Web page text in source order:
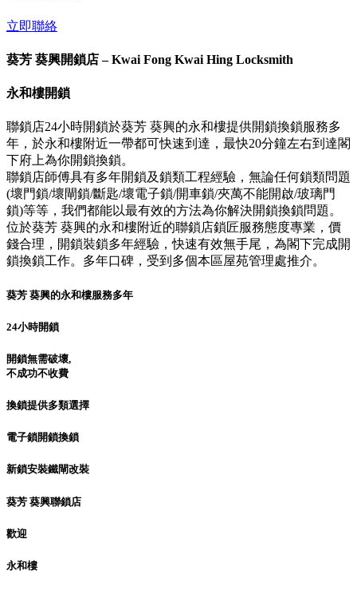
立即聯絡
葵芳 葵興開鎖店 – Kwai Fong Kwai Hing Locksmith
永和樓開鎖
聯鎖店24小時開鎖於葵芳 葵興的永和樓提供開鎖換鎖服務多
年，於永和樓附近一帶都可快速到達，最快20分鐘左右到達閣
下府上為你開鎖換鎖。
聯鎖店師傅具有多年開鎖及鎖類工程經驗，無論任何鎖類問題
(壞門鎖/壞閘鎖/斷匙/壞電子鎖/開車鎖/夾萬不能開啟/玻璃門
鎖)等等，我們都能以最有效的方法為你解決開鎖換鎖問題。
位於葵芳 葵興的永和樓附近的聯鎖店鎖匠服務態度專業，價
錢合理，開鎖裝鎖多年經驗，快速有效無手尾，為閣下完成開
鎖換鎖工作。多年口碑，受到多個本區屋苑管理處推介。
葵芳 葵興的永和樓服務多年
24小時開鎖
開鎖無需破壞,
不成功不收費
換鎖提供多類選擇
電子鎖開鎖換鎖
新鎖安裝鐵閘改裝
葵芳 葵興聯鎖店
歡迎
永和樓